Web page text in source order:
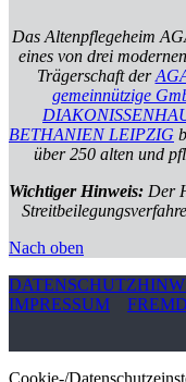
Das Altenpflegeheim
eines von drei
Trägerschaft der
gemeinnützige
BETHANIEN LEIPZIG
über 250 alten und
Wichtiger Hinweis: Der
Nach oben
IMPRESSUM
Cookie-/